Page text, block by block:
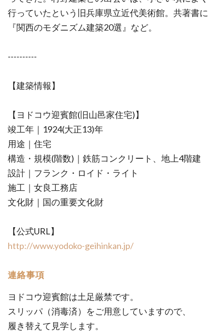
行っていたという旧兵庫県立近代美術館。共著書に
『関西のモダニズム建築20選』など。
----------
【建築情報】
【ヨドコウ迎賓館(旧山邑家住宅)】
竣工年｜1924(大正13)年
用途｜住宅
構造・規模(階数)｜鉄筋コンクリート、地上4階建
設計｜フランク・ロイド・ライト
施工｜女良工務店
文化財｜国の重要文化財
【公式URL】
http://www.yodoko-geihinkan.jp/
連絡事項
ヨドコウ迎賓館は土足厳禁です。
スリッパ（消毒済）をご用意していますので、
履き替えて見学します。